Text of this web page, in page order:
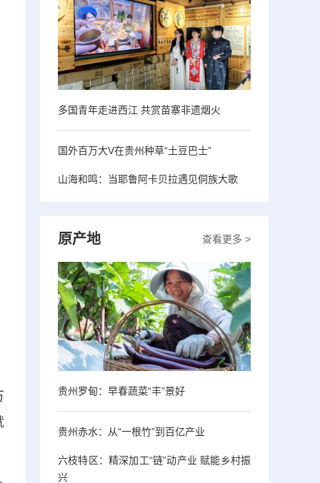
多国青年走进西江 共赏苗寨非遗烟火
国外百万大V在贵州种草“土豆巴士”
山海和鸣：当耶鲁阿卡贝拉遇见侗族大歌
查看更多 >
原产地
贵州罗甸：早春蔬菜“丰”景好
贵州赤水：从“一根竹”到百亿产业
六枝特区：精深加工“链”动产业 赋能乡村振
兴